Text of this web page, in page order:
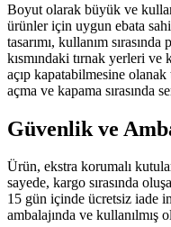
Boyut olarak büyük ve
ürünler için uygun ebata
tasarımı, kullanım
kısmındaki tırnak yerleri ve
açıp kapatabilmesine olanak
açma ve kapama sırasında
Güvenlik ve
Ürün, ekstra korumalı
sayede, kargo sırasında
15 gün içinde ücretsiz iade
ambalajında ve kullanılmış